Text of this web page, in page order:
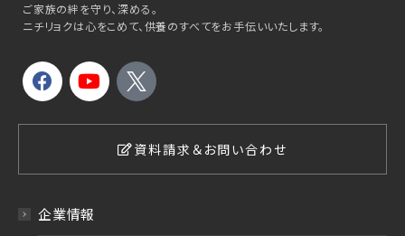
ご家族の絆を守り、深める。
ニチリョクは心をこめて、供養のすべてをお手伝いいたします。
資料請求＆お問い合わせ
企業情報